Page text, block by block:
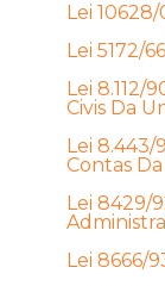
Lei
Lei 5172/
Lei 8.112/
Civis Da
Lei 8.443/
Contas
Lei 8429/
Lei 8666/